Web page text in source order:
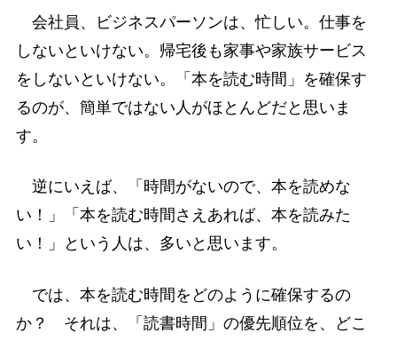
会社員、ビジネスパーソンは、忙しい。仕事を
しないといけない。帰宅後も家事や家族サービス
をしないといけない。「本を読む時間」を確保す
るのが、簡単ではない人がほとんどだと思いま
す。
逆にいえば、「時間がないので、本を読めな
い！」「本を読む時間さえあれば、本を読みた
い！」という人は、多いと思います。
では、本を読む時間をどのように確保するの
か？ それは、「読書時間」の優先順位を、どこ